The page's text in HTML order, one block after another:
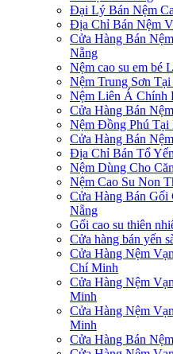
Đại Lý Bán Nệm
Địa Chỉ Bán Nệm
Cửa Hàng Bán
Nẵng
Nệm cao su em bé
Nệm Trung Sơn
Nệm Liên Á Chính
Cửa Hàng Bán
Nệm Đồng Phú Tại
Cửa Hàng Bán
Địa Chỉ Bán Tổ
Nệm Dùng Cho
Nệm Cao Su Non
Cửa Hàng Bán Gối
Nẵng
Gối cao su thiên
Cửa hàng bán yến
Cửa Hàng Nệm
Chí Minh
Cửa Hàng Nệm
Minh
Cửa Hàng Nệm
Minh
Cửa Hàng Bán